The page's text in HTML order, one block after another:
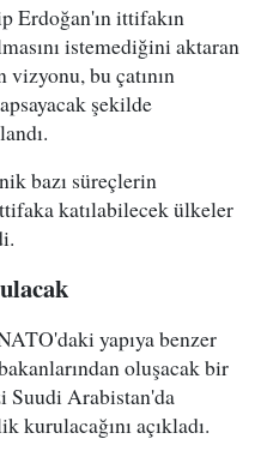
Erdoğan'ın ittifakın
istemediğini aktaran
vizyonu, bu çatının
şekilde
bazı süreçlerin
katılabilecek ülkeler
yapıya benzer
oluşacak bir
Suudi Arabistan'da
kurulacağını açıkladı.